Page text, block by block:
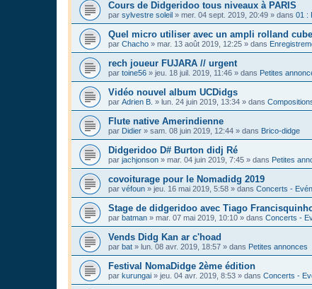
Cours de Didgeridoo tous niveaux à PARIS
par sylvestre soleil » mer. 04 sept. 2019, 20:49 » dans 01 :
Quel micro utiliser avec un ampli rolland
par Chacho » mar. 13 août 2019, 12:25 » dans
rech joueur FUJARA // urgent
par toine56 » jeu. 18 juil. 2019, 11:46 » dans Petites
Vidéo nouvel album UCDidgs
par Adrien B. » lun. 24 juin 2019, 13:34 » dans
Flute native Amerindienne
par Didier » sam. 08 juin 2019, 12:44 » dans Brico-didge
Didgeridoo D# Burton didj Ré
par jachjonson » mar. 04 juin 2019, 7:45 » dans Petites
covoiturage pour le Nomadidg 2019
par véfoun » jeu. 16 mai 2019, 5:58 » dans Concerts -
Stage de didgeridoo avec Tiago
par batman » mar. 07 mai 2019, 10:10 » dans Concerts -
Vends Didg Kan ar c'hoad
par bat » lun. 08 avr. 2019, 18:57 » dans Petites annonces
Festival NomaDidge 2ème édition
par kurungai » jeu. 04 avr. 2019, 8:53 » dans Concerts -